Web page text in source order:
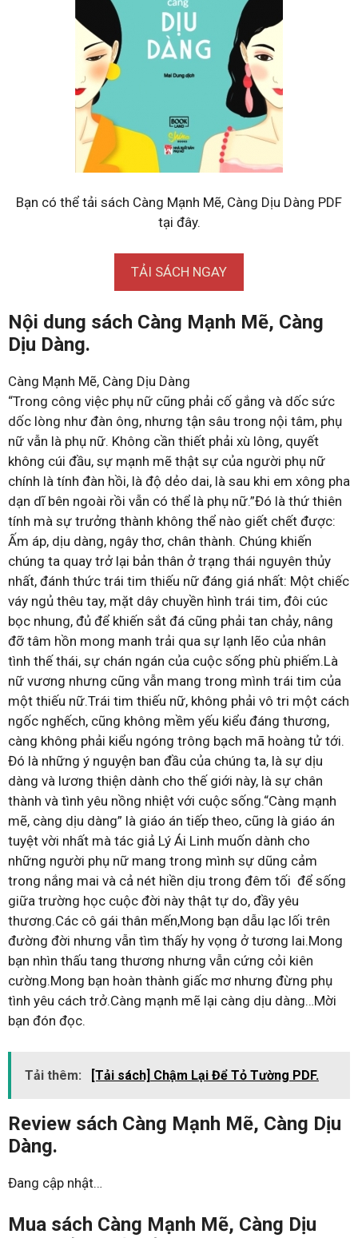
Bạn có thể tải sách Càng Mạnh Mẽ, Càng Dịu Dàng PDF
tại đây.
TẢI SÁCH NGAY
Nội dung sách Càng Mạnh Mẽ, Càng
Dịu Dàng.
Càng Mạnh Mẽ, Càng Dịu Dàng
“Trong công việc phụ nữ cũng phải cố gắng và dốc sức
dốc lòng như đàn ông, nhưng tận sâu trong nội tâm, phụ
nữ vẫn là phụ nữ. Không cần thiết phải xù lông, quyết
không cúi đầu, sự mạnh mẽ thật sự của người phụ nữ
chính là tính đàn hồi, là độ dẻo dai, là sau khi em xông pha
dạn dĩ bên ngoài rồi vẫn có thể là phụ nữ.”Đó là thứ thiên
tính mà sự trưởng thành không thể nào giết chết được:
Ấm áp, dịu dàng, ngây thơ, chân thành. Chúng khiến
chúng ta quay trở lại bản thân ở trạng thái nguyên thủy
nhất, đánh thức trái tim thiếu nữ đáng giá nhất: Một chiếc
váy ngủ thêu tay, mặt dây chuyền hình trái tim, đôi cúc
bọc nhung, đủ để khiến sắt đá cũng phải tan chảy, nâng
đỡ tâm hồn mong manh trải qua sự lạnh lẽo của nhân
tình thế thái, sự chán ngán của cuộc sống phù phiếm.Là
nữ vương nhưng cũng vẫn mang trong mình trái tim của
một thiếu nữ.Trái tim thiếu nữ, không phải vô tri một cách
ngốc nghếch, cũng không mềm yếu kiểu đáng thương,
càng không phải kiểu ngóng trông bạch mã hoàng tử tới.
Đó là những ý nguyện ban đầu của chúng ta, là sự dịu
dàng và lương thiện dành cho thế giới này, là sự chân
thành và tình yêu nồng nhiệt với cuộc sống.“Càng mạnh
mẽ, càng dịu dàng” là giáo án tiếp theo, cũng là giáo án
tuyệt vời nhất mà tác giả Lý Ái Linh muốn dành cho
những người phụ nữ mang trong mình sự dũng cảm
trong nắng mai và cả nét hiền dịu trong đêm tối để sống
giữa trường học cuộc đời này thật tự do, đầy yêu
thương.Các cô gái thân mến,Mong bạn dẫu lạc lối trên
đường đời nhưng vẫn tìm thấy hy vọng ở tương lai.Mong
bạn nhìn thấu tang thương nhưng vẫn cứng cỏi kiên
cường.Mong bạn hoàn thành giấc mơ nhưng đừng phụ
tình yêu cách trở.Càng mạnh mẽ lại càng dịu dàng…Mời
bạn đón đọc.
Tải thêm: [Tải sách] Chậm Lại Để Tỏ Tường PDF.
Review sách Càng Mạnh Mẽ, Càng Dịu
Dàng.
Đang cập nhật…
Mua sách Càng Mạnh Mẽ, Càng Dịu